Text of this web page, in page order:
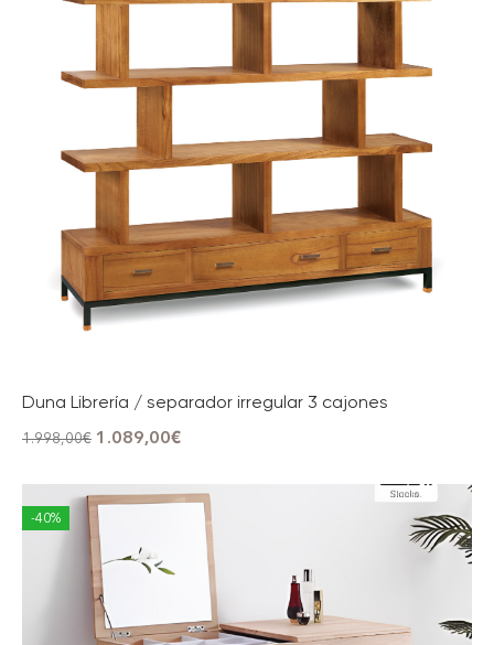
Duna Librería / separador irregular 3 cajones
1.998,00€ 1.089,00€
-40%